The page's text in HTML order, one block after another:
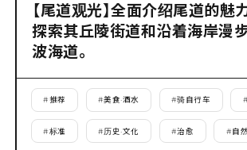
【尾道观光】全面介绍尾道的魅
探索其丘陵街道和沿着海岸漫
波海道。
#推荐 #美食·酒水 #骑自行车 #
#标准 #历史·文化 #治愈 #自然